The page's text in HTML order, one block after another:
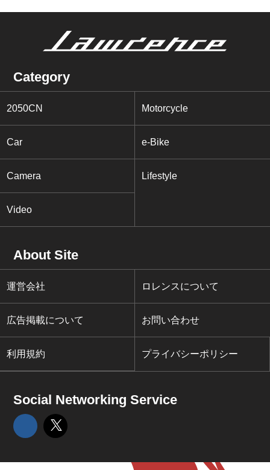
Category
2050CN Motorcycle
Car e-Bike
Camera Lifestyle
Video
About Site
運営会社 ロレンスについて
広告掲載について お問い合わせ
利用規約 プライバシーポリシー
Social Networking Service